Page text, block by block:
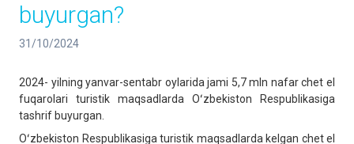
buyurgan?
31/10/2024
2024- yilning yanvar-sentabr oylarida jami 5,7 mln nafar chet el
fuqarolari turistik maqsadlarda Oʻzbekiston Respublikasiga
tashrif buyurgan.
Oʻzbekiston Respublikasiga turistik maqsadlarda kelgan chet el